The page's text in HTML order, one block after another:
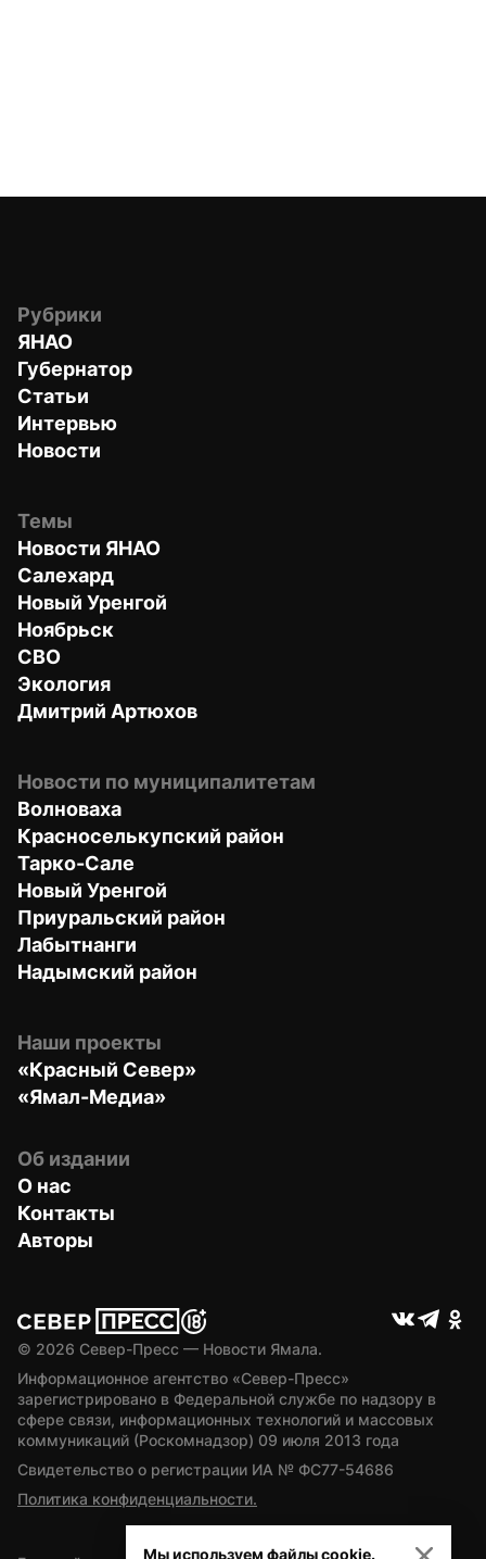
Рубрики
ЯНАО
Губернатор
Статьи
Интервью
Новости
Темы
Новости ЯНАО
Салехард
Новый Уренгой
Ноябрьск
СВО
Экология
Дмитрий Артюхов
Новости по муниципалитетам
Волноваха
Красноселькупский район
Тарко-Сале
Новый Уренгой
Приуральский район
Лабытнанги
Надымский район
Наши проекты
«Красный Север»
«Ямал-Медиа»
Об издании
О нас
Контакты
Авторы
© 2026 Север-Пресс — Новости Ямала.
Информационное агентство «Север-Пресс»
зарегистрировано в Федеральной службе по надзору в
сфере связи, информационных технологий и массовых
коммуникаций (Роскомнадзор) 09 июля 2013 года
Свидетельство о регистрации ИА № ФС77-54686
Политика конфиденциальности.
Мы используем файлы cookie.